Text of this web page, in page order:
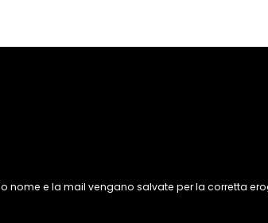
nome e la mail vengano salvate per la corretta